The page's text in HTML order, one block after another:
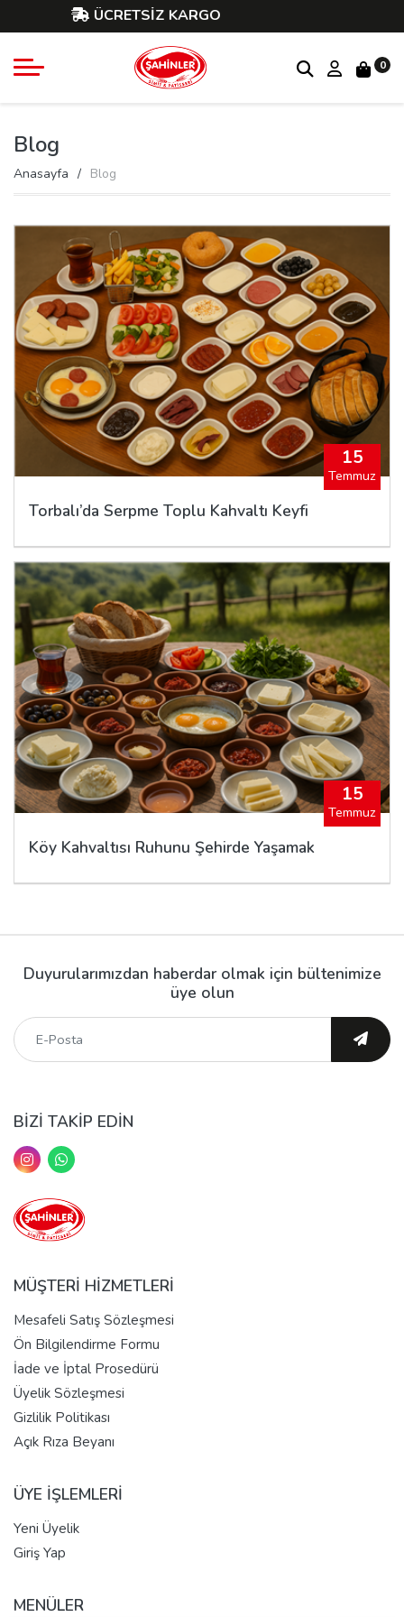
ÜCRETSİZ KARGO
0
Blog
Anasayfa Blog
15
Temmuz
Torbalı’da Serpme Toplu Kahvaltı Keyfi
15
Temmuz
Köy Kahvaltısı Ruhunu Şehirde Yaşamak
Duyurularımızdan haberdar olmak için bültenimize
üye olun
BİZİ TAKİP EDİN
MÜŞTERİ HİZMETLERİ
Mesafeli Satış Sözleşmesi
Ön Bilgilendirme Formu
İade ve İptal Prosedürü
Üyelik Sözleşmesi
Gizlilik Politikası
Açık Rıza Beyanı
ÜYE İŞLEMLERİ
Yeni Üyelik
Giriş Yap
MENÜLER